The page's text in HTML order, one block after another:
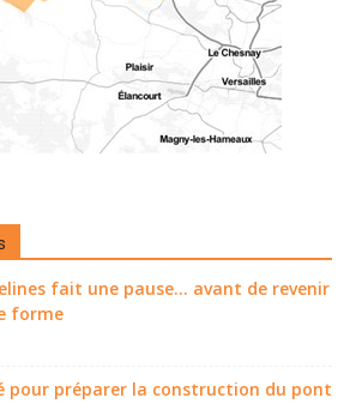
fait une pause... avant de revenir
forme
pour préparer la construction du pont